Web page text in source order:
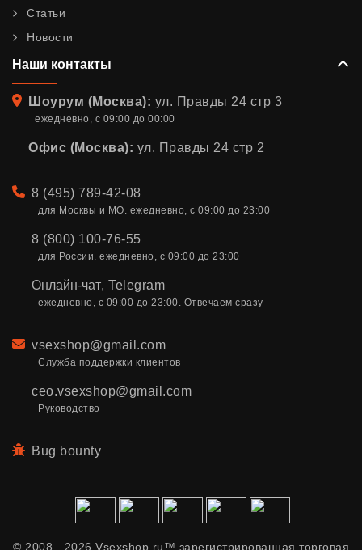
Статьи
Новости
Наши контакты
Адрес
Шоурум (Москва): ул. Правды 24 стр 3
ежедневно, с 09:00 до 00:00
Офис (Москва): ул. Правды 24 стр 2
Телефон
8 (495) 789-42-08
для Москвы и МО. ежедневно, с 09:00 до 23:00
8 (800) 100-76-55
для России. ежедневно, с 09:00 до 23:00
Онлайн-чат, Telegram
ежедневно, с 09:00 до 23:00. Отвечаем сразу
Email
vsexshop@gmail.com
Служба поддержки клиентов
ceo.vsexshop@gmail.com
Руководство
Bug bounty
© 2008—2026 Vsexshop.ru™ зарегистрированная торговая